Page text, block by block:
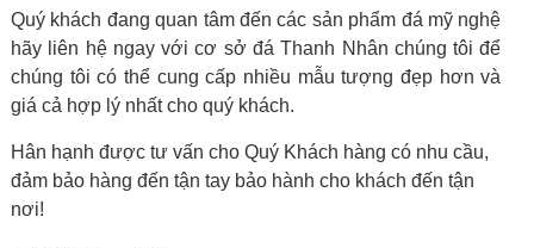
Quý khách đang quan tâm đến các sản phẩm đá mỹ nghệ
hãy liên hệ ngay với cơ sở đá Thanh Nhân chúng tôi để
chúng tôi có thể cung cấp nhiều mẫu tượng đẹp hơn và
giá cả hợp lý nhất cho quý khách.
Hân hạnh được tư vấn cho Quý Khách hàng có nhu cầu,
đảm bảo hàng đến tận tay bảo hành cho khách đến tận
nơi!